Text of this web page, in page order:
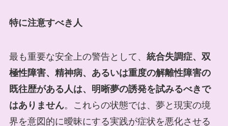
特に注意すべき人
最も重要な安全上の警告として、 統合失調症、双
極性障害、精神病、あるいは重度の解離性障害の
既往歴がある人は、明晰夢の誘発を試みるべきで
はありません。これらの状態では、夢と現実の境
界を意図的に曖昧にする実践が症状を悪化させる